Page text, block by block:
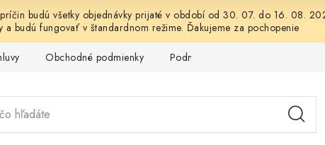
budú všetky objednávky prijaté v období od 30. 07. do 16. 08.
budú fungovať v štandardnom režime. Ďakujeme za pochopenie
Obchodné podmienky Podmienky ochrany osobných